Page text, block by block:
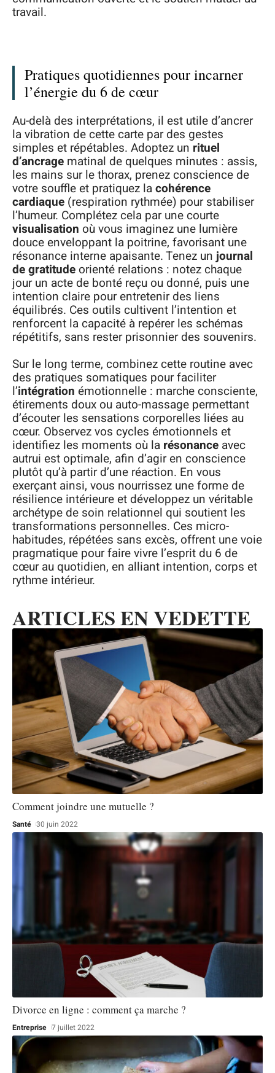
travail.
Pratiques quotidiennes pour incarner
l’énergie du 6 de cœur
Au-delà des interprétations, il est utile d’ancrer
la vibration de cette carte par des gestes
simples et répétables. Adoptez un rituel
d’ancrage matinal de quelques minutes : assis,
les mains sur le thorax, prenez conscience de
votre souffle et pratiquez lacohérence
cardiaque (respiration rythmée) pour stabiliser
l’humeur. Complétez cela par une courte
visualisation où vous imaginez une lumière
douce enveloppant la poitrine, favorisant une
résonance interne apaisante. Tenez unjournal
de gratitude orienté relations : notez chaque
jour un acte de bonté reçu ou donné, puis une
intention claire pour entretenir des liens
équilibrés. Ces outils cultivent l’intention et
renforcent la capacité à repérer les schémas
répétitifs, sans rester prisonnier des souvenirs.
Sur le long terme, combinez cette routine avec
des pratiques somatiques pour faciliter
l’intégration émotionnelle : marche consciente,
étirements doux ou auto-massage permettant
d’écouter les sensations corporelles liées au
cœur. Observez vos cycles émotionnels et
identifiez les moments où la résonance avec
autrui est optimale, afin d’agir en conscience
plutôt qu’à partir d’une réaction. En vous
exerçant ainsi, vous nourrissez une forme de
résilience intérieure et développez un véritable
archétype de soin relationnel qui soutient les
transformations personnelles. Ces micro-
habitudes, répétées sans excès, offrent une voie
pragmatique pour faire vivre l’esprit du 6 de
cœur au quotidien, en alliant intention, corps et
rythme intérieur.
ARTICLES EN VEDETTE
Comment joindre une mutuelle ?
Santé 30 juin 2022
Divorce en ligne : comment ça marche ?
Entreprise 7 juillet 2022